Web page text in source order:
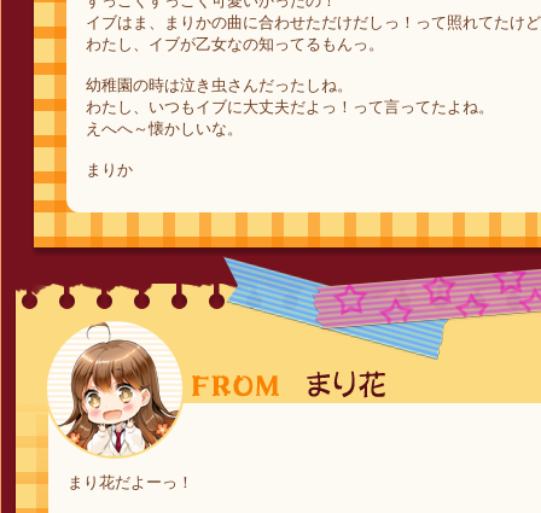
イブはま、まりかの曲に合わせただけだしっ！って照れてたけど
わたし、イブが乙女なの知ってるもんっ。
幼稚園の時は泣き虫さんだったしね。
わたし、いつもイブに大丈夫だよっ！って言ってたよね。
えへへ～懐かしいな。
まりか
まり花だよーっ！